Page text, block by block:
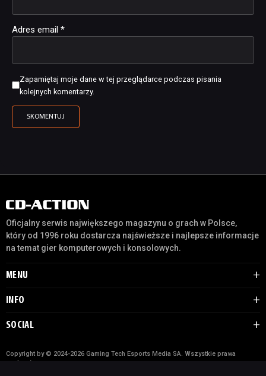
Adres email *
Zapamiętaj moje dane w tej przeglądarce podczas pisania
kolejnych komentarzy.
Oficjalny serwis największego magazynu o grach w Polsce,
który od 1996 roku dostarcza najświeższe i najlepsze informacje
na temat gier komputerowych i konsolowych.
MENU
INFO
SOCIAL
Copyright by © 2024-2026 Gaming Tech Esports Media SA. Wszystkie prawa
zastrzeżone.